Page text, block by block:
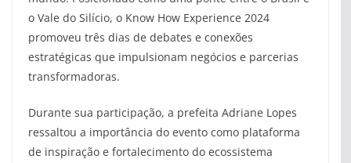
o Vale do Silício, o Know How Experience 2024
promoveu três dias de debates e conexões
estratégicas que impulsionam negócios e parcerias
transformadoras.
Durante sua participação, a prefeita Adriane Lopes
ressaltou a importância do evento como plataforma
de inspiração e fortalecimento do ecossistema